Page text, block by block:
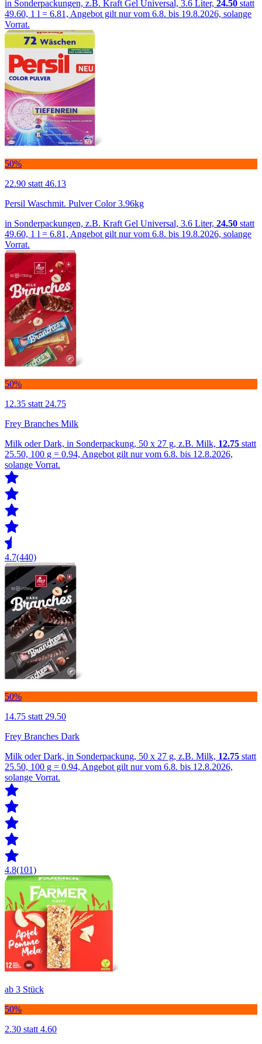
in Sonderpackungen, z.B. Kraft Gel Universal, 3.6 Liter, 24.50 statt
49.60, 1 l = 6.81, Angebot gilt nur vom 6.8. bis 19.8.2026, solange
Vorrat.
50%
22.90 statt 46.13
Persil Waschmit. Pulver Color 3.96kg
in Sonderpackungen, z.B. Kraft Gel Universal, 3.6 Liter, 24.50 statt
49.60, 1 l = 6.81, Angebot gilt nur vom 6.8. bis 19.8.2026, solange
Vorrat.
50%
12.35 statt 24.75
Frey Branches Milk
Milk oder Dark, in Sonderpackung, 50 x 27 g, z.B. Milk, 12.75 statt
25.50, 100 g = 0.94, Angebot gilt nur vom 6.8. bis 12.8.2026,
solange Vorrat.
4.7(440)
50%
14.75 statt 29.50
Frey Branches Dark
Milk oder Dark, in Sonderpackung, 50 x 27 g, z.B. Milk, 12.75 statt
25.50, 100 g = 0.94, Angebot gilt nur vom 6.8. bis 12.8.2026,
solange Vorrat.
4.8(101)
ab 3 Stück
50%
2.30 statt 4.60